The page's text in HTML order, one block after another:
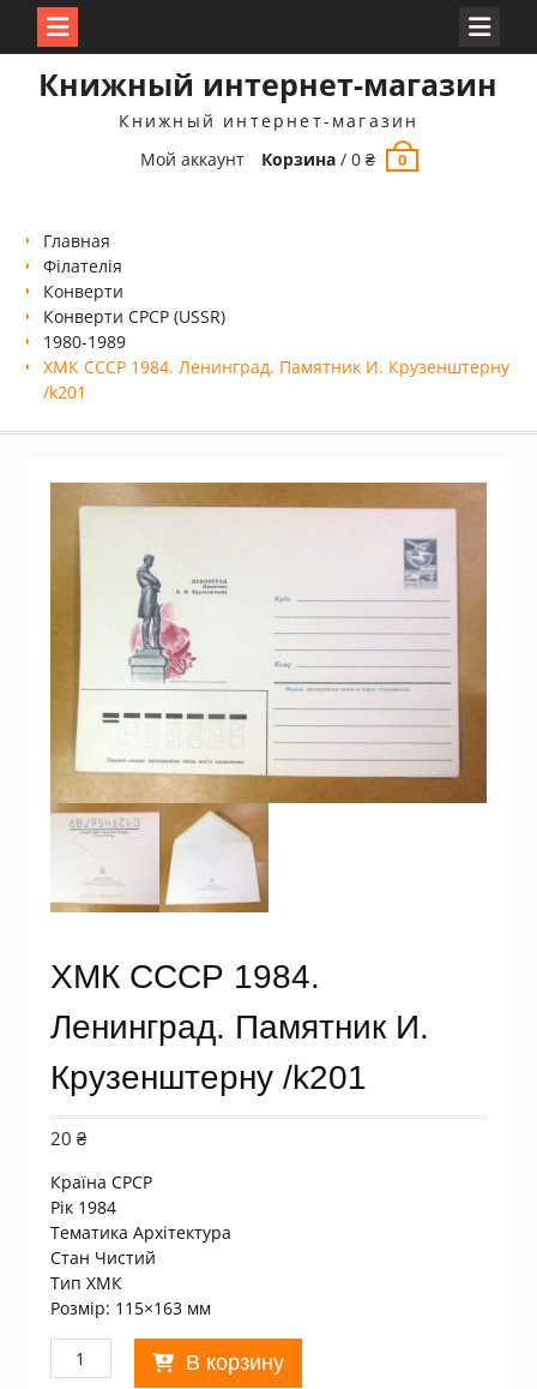
Книжный интернет-магазин
Книжный интернет-магазин
Мой аккаунт
Корзина /0₴ 0
Главная
Філателія
Конверти
Конверти СРСР (USSR)
1980-1989
ХМК СССР 1984. Ленинград. Памятник И. Крузенштерну
/k201
ХМК СССР 1984.
Ленинград. Памятник И.
Крузенштерну /k201
20 ₴
Країна СРСР
Рік 1984
Тематика Архітектура
Стан Чистий
Тип ХМК
Розмір: 115×163 мм
Количество
товара
В корзину